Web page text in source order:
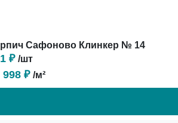
Сафоново Клинкер № 14
₽ /шт
998 ₽ /м²